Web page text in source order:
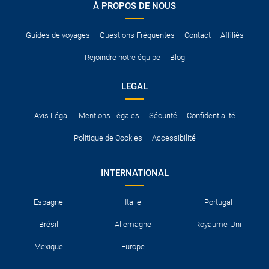
Pour vous en assurer, vous pouvez vous renseigner auprès des
services consulaires du pays concerné.
À PROPOS DE NOUS
Guides de voyages Questions Fréquentes Contact Affiliés
Rejoindre notre équipe Blog
LEGAL
Avis Légal Mentions Légales Sécurité Confidentialité
Politique de Cookies Accessibilité
INTERNATIONAL
Espagne Italie Portugal
Brésil Allemagne Royaume-Uni
Mexique Europe